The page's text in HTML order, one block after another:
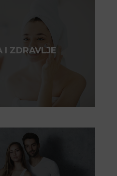
I ZDRAVLJE